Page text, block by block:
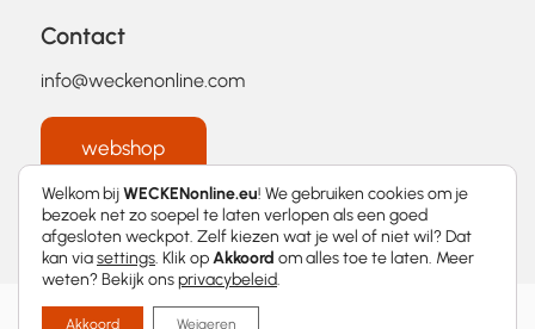
Contact
info@weckenonline.com
webshop
2026 © WECKENonline.eu │
Welkom bijWECKENonline.eu! We gebruiken cookies om je
bezoek net zo soepel te laten verlopen als een goed
afgesloten weckpot. Zelf kiezen wat je wel of niet wil? Dat
kan viasettings. Klik opAkkoord om alles toe te laten. Meer
weten? Bekijk onsprivacybeleid.
Akkoord Weigeren